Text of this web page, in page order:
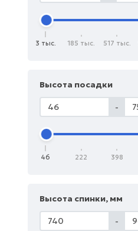
3 тыс. 185 тыс. 517 тыс.
Высота посадки
-
46 222 398
Высота спинки, мм
-